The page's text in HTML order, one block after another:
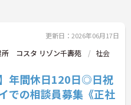
更新日：2026年06月17日
所 コスタ リゾン千壽苑
社会
年間休日120日◎日祝
での相談員募集《正社